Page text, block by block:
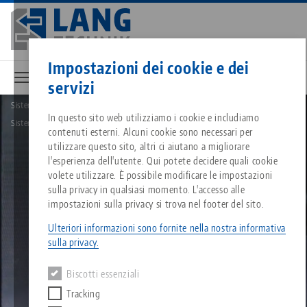
Impostazioni dei cookie e dei
servizi
In questo sito web utilizziamo i cookie e includiamo
contenuti esterni. Alcuni cookie sono necessari per
utilizzare questo sito, altri ci aiutano a migliorare
l'esperienza dell'utente. Qui potete decidere quali cookie
volete utilizzare. È possibile modificare le impostazioni
sulla privacy in qualsiasi momento. L'accesso alle
impostazioni sulla privacy si trova nel footer del sito.
Ulteriori informazioni sono fornite nella nostra informativa
sulla privacy.
Biscotti essenziali
Tracking
Vai
contenuto
principale
Tutto da un'unica fonte
Sistema di serraggio a
Sistemi di staffaggio
Gruppo di prodotti
Tipi di prodotto
Panoramica dei prodotti
Informazioni su LANG
Filosofia
Innovazioni
Download
FAQ
Richiesta catalogo
Blog
Notizie
Eventi
Prodotti abbinati
Siamo spiacenti. Non abbiamo trovato alcun risultato.
Vai alla pagina del prodotto
Servizi
Quicklinks
Search
Downloads
Breadcrumb
Sistema di bloccaggio a punto zero
Sistema di serraggio rapido Quick•Point Rail